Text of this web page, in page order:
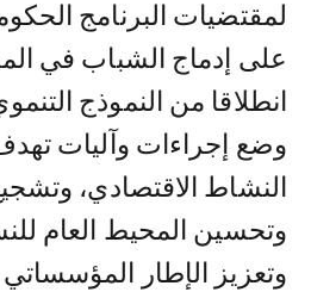
لمقتضيات البرنامج
على إدماج الشباب في
انطلاقا من النموذج
وضع إجراءات وآليات
النشاط الاقتصادي،
وتحسين المحيط العام
وتعزيز الإطار